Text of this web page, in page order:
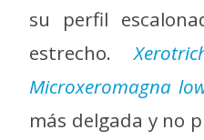
su perfil
estrecho.
Microxeromagna
más delgada y no